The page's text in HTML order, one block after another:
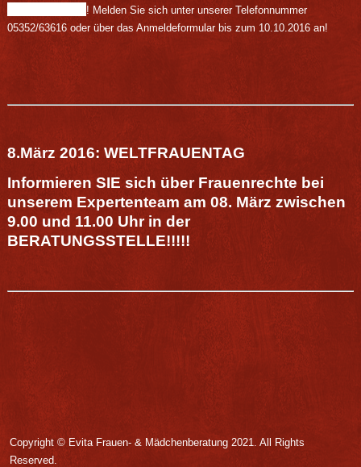
! Melden Sie sich unter unserer Telefonnummer
05352/63616 oder über das Anmeldeformular bis zum 10.10.2016 an!
8.März 2016: WELTFRAUENTAG
Informieren SIE sich über Frauenrechte bei
unserem Expertenteam am 08. März zwischen
9.00 und 11.00 Uhr in der
BERATUNGSSTELLE!!!!!
Copyright © Evita Frauen- & Mädchenberatung 2021. All Rights
Reserved.